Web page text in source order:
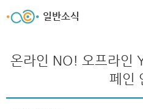
일반소식
온라인 NO! 오프라인
페인